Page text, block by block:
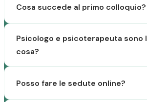
Cosa succede al primo colloquio?
Psicologo e psicoterapeuta sono
cosa?
Posso fare le sedute online?